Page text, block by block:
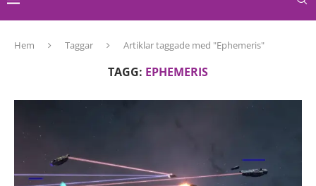
Hem Taggar Artiklar taggade med "Ephemeris"
TAGG: EPHEMERIS